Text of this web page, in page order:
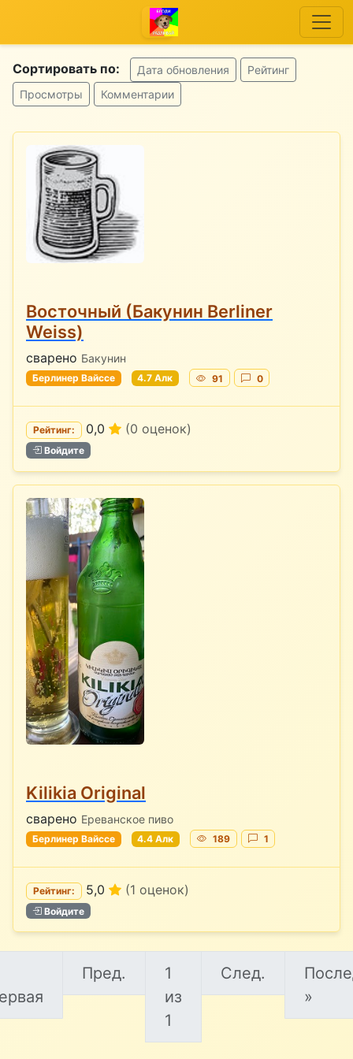
Сортировать по: Дата обновления
Рейтинг
Просмотры
Комментарии
Восточный (Бакунин Berliner
Weiss)
сварено Бакунин
Берлинер Вайссе 4.7 Алк 91 0
Рейтинг: 0,0 (0 оценок)
Войдите
Kilikia Original
сварено Ереванское пиво
Берлинер Вайссе 4.4 Алк 189 1
Рейтинг: 5,0 (1 оценок)
Войдите
Пред.
1
из
1
След.
»